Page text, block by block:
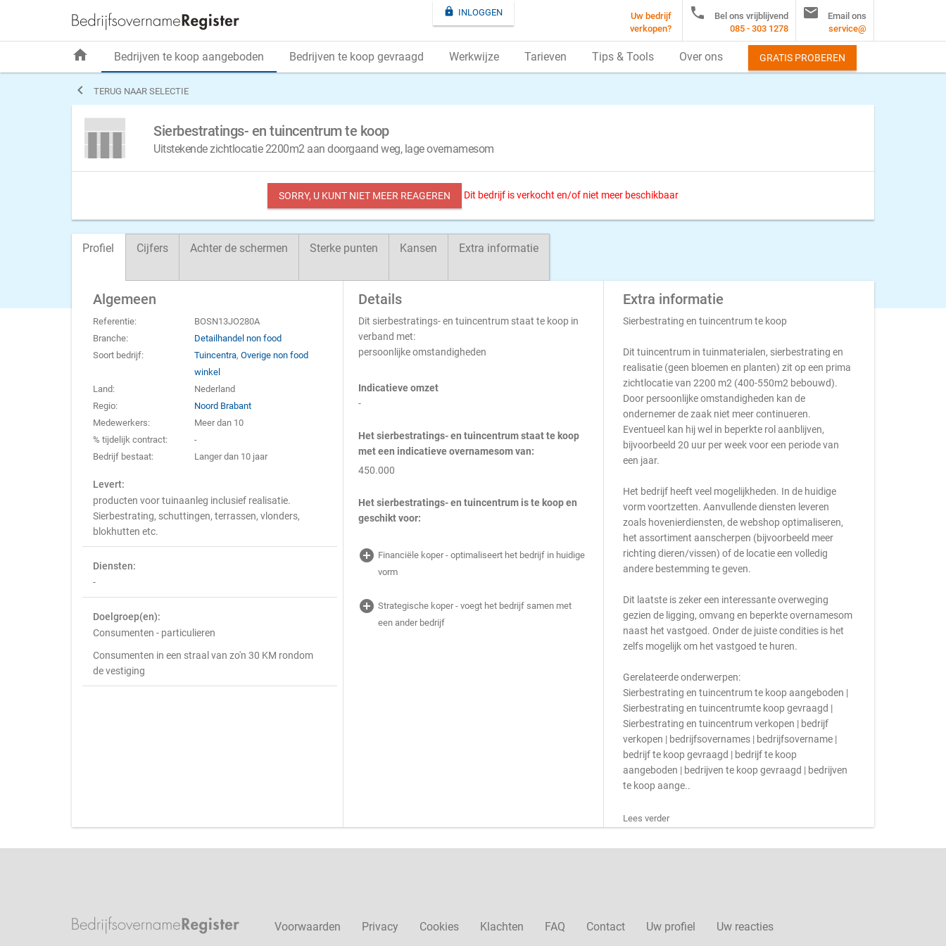
 TERUG NAAR SELECTIE
Sierbestratings- en tuincentrum te koop
Uitstekende zichtlocatie 2200m2 aan doorgaand weg, lage overnamesom
SORRY, U KUNT NIET MEER REAGEREN Dit bedrijf is verkocht en/of niet meer beschikbaar
Profiel Cijfers Achter de schermen Sterke punten Kansen Extra informatie
Algemeen
Referentie:
BOSN13JO280A
Branche:
Detailhandel non food
Soort bedrijf:
Tuincentra,Overige non food
winkel
Land:
Nederland
Regio:
Noord Brabant
Medewerkers:
Meer dan 10
% tijdelijk contract:
-
Bedrijf bestaat:
Langer dan 10 jaar
Levert:
producten voor tuinaanleg inclusief realisatie.
Sierbestrating, schuttingen, terrassen, vlonders,
blokhutten etc.
Diensten:
-
Doelgroep(en):
Consumenten - particulieren
Consumenten in een straal van zo'n 30 KM rondom
de vestiging
Details
Dit sierbestratings- en tuincentrum staat te koop in
verband met:
persoonlijke omstandigheden
Indicatieve omzet
-
Het sierbestratings- en tuincentrum staat te koop
met een indicatieve overnamesom van:
450.000
Het sierbestratings- en tuincentrum is te koop en
geschikt voor:
add_circle Financiële koper - optimaliseert het bedrijf in huidige
vorm
add_circle Strategische koper - voegt het bedrijf samen met
een ander bedrijf
Extra informatie
Sierbestrating en tuincentrum te koop
Dit tuincentrum in tuinmaterialen, sierbestrating en
realisatie (geen bloemen en planten) zit op een prima
zichtlocatie van 2200 m2 (400-550m2 bebouwd).
Door persoonlijke omstandigheden kan de
ondernemer de zaak niet meer continueren.
Eventueel kan hij wel in beperkte rol aanblijven,
bijvoorbeeld 20 uur per week voor een periode van
een jaar.
Het bedrijf heeft veel mogelijkheden. In de huidige
vorm voortzetten. Aanvullende diensten leveren
zoals hovenierdiensten, de webshop optimaliseren,
het assortiment aanscherpen (bijvoorbeeld meer
richting dieren/vissen) of de locatie een volledig
andere bestemming te geven.
Dit laatste is zeker een interessante overweging
gezien de ligging, omvang en beperkte overnamesom
naast het vastgoed. Onder de juiste condities is het
zelfs mogelijk om het vastgoed te huren.
Gerelateerde onderwerpen:
Sierbestrating en tuincentrum te koop aangeboden |
Sierbestrating en tuincentrumte koop gevraagd |
Sierbestrating en tuincentrum verkopen | bedrijf
verkopen | bedrijfsovernames | bedrijfsovername |
bedrijf te koop gevraagd | bedrijf te koop
aangeboden | bedrijven te koop gevraagd | bedrijven
te koop aange..
Lees verder
 INLOGGEN
Uw bedrijf
verkopen?

Bel ons vrijblijvend
085 - 303 1278

Email ons
service@
home Bedrijven te koop aangeboden Bedrijven te koop gevraagd Werkwijze Tarieven Tips & Tools Over ons GRATIS PROBEREN
Voorwaarden Privacy Cookies Klachten FAQ Contact Uw profiel Uw reacties